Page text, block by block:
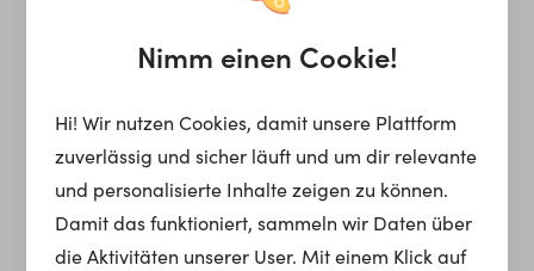
Nimm einen Cookie!
Hi! Wir nutzen Cookies, damit unsere Plattform
zuverlässig und sicher läuft und um dir relevante
und personalisierte Inhalte zeigen zu können.
Damit das funktioniert, sammeln wir Daten über
die Aktivitäten unserer User. Mit einem Klick auf